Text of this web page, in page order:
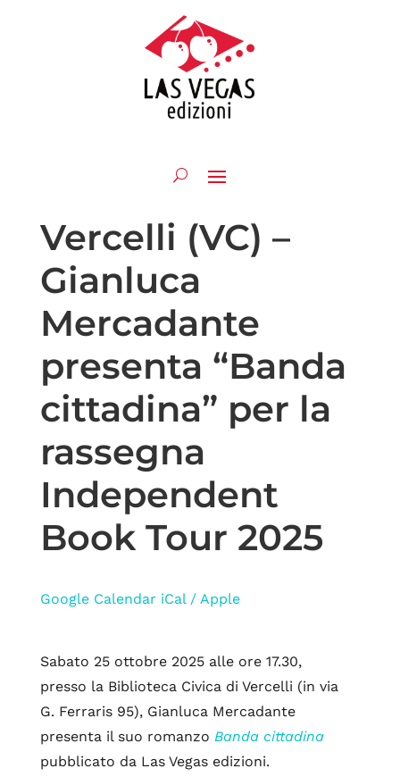
Vercelli (VC) –
Gianluca
Mercadante
presenta “Banda
cittadina” per la
rassegna
Independent
Book Tour 2025
Google Calendar iCal / Apple
Sabato 25 ottobre 2025 alle ore 17.30,
presso la Biblioteca Civica di Vercelli (in via
G. Ferraris 95), Gianluca Mercadante
presenta il suo romanzo Banda cittadina
pubblicato da Las Vegas edizioni.